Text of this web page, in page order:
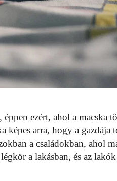
éppen ezért, ahol a macska
képes arra, hogy a gazdája
a családokban, ahol
a lakásban, és az